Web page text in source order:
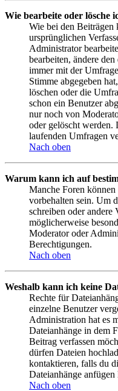
Wie bearbeite oder lösche
Wie bei den
ursprünglichen
Administrator
bearbeiten, ändere
immer mit der
Stimme abgegeben
löschen oder die
schon ein Benutzer
nur noch von
oder gelöscht
laufenden Umfragen
Nach oben
Warum kann ich auf
Manche Foren
vorbehalten sein. Um
schreiben oder andere
möglicherweise
Moderator oder
Berechtigungen.
Nach oben
Weshalb kann ich keine
Rechte für
einzelne Benutzer
Administration hat es
Dateianhänge in dem
Beitrag verfassen
dürfen Dateien
kontaktieren, falls du
Dateianhänge anfügen
Nach oben